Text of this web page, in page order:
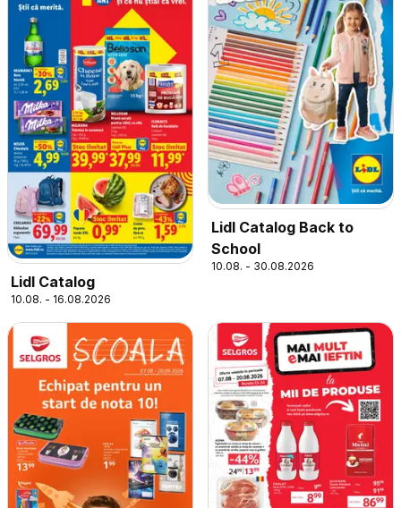
Lidl Catalog
10.08. - 16.08.2026
Lidl Catalog Back to
School
10.08. - 30.08.2026